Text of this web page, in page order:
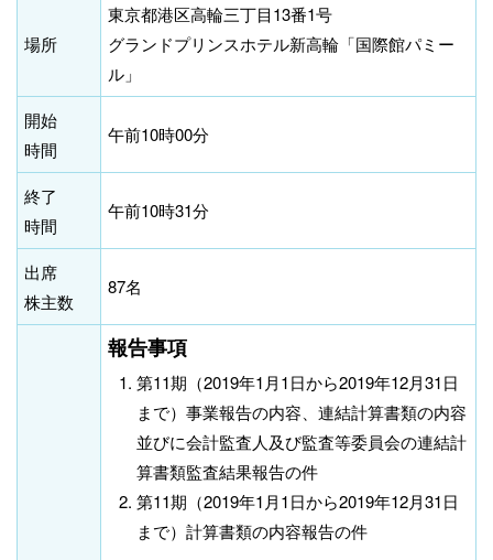
場所
東京都港区高輪三丁目13番1号
グランドプリンスホテル新高輪「国際館パミー
ル」
開始
時間
午前10時00分
終了
時間
午前10時31分
出席
株主数
87名
報告事項
第11期（2019年1月1日から2019年12月31日
まで）事業報告の内容、連結計算書類の内容
並びに会計監査人及び監査等委員会の連結計
算書類監査結果報告の件
第11期（2019年1月1日から2019年12月31日
まで）計算書類の内容報告の件